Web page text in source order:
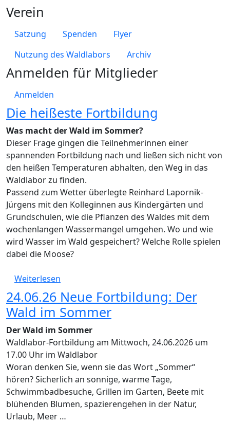
Die heißeste Fortbildung
Was macht der Wald im Sommer?
Dieser Frage gingen die Teilnehmerinnen einer
spannenden Fortbildung nach und ließen sich nicht von
den heißen Temperaturen abhalten, den Weg in das
Waldlabor zu finden.
Passend zum Wetter überlegte Reinhard Lapornik-
Jürgens mit den Kolleginnen aus Kindergärten und
Grundschulen, wie die Pflanzen des Waldes mit dem
wochenlangen Wassermangel umgehen. Wo und wie
wird Wasser im Wald gespeichert? Welche Rolle spielen
dabei die Moose?
Weiterlesen
24.06.26 Neue Fortbildung: Der
Wald im Sommer
Der Wald im Sommer
Waldlabor-Fortbildung am Mittwoch, 24.06.2026 um
17.00 Uhr im Waldlabor
Woran denken Sie, wenn sie das Wort „Sommer“
hören? Sicherlich an sonnige, warme Tage,
Schwimmbadbesuche, Grillen im Garten, Beete mit
blühenden Blumen, spazierengehen in der Natur,
Urlaub, Meer …
Verein
Satzung Spenden
Flyer
Nutzung des Waldlabors
Archiv
Anmelden für Mitglieder
Anmelden